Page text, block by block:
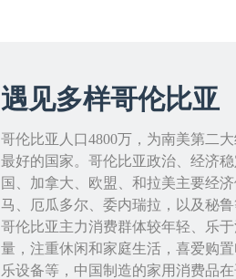
遇见多样哥伦比亚
哥伦比亚人口4800万，为南美第二
最好的国家。哥伦比亚政治、经济
国、加拿大、欧盟、和拉美主要经
马、厄瓜多尔、委内瑞拉，以及秘
哥伦比亚主力消费群体较年轻、乐
量，注重休闲和家庭生活，喜爱购
乐设备等，中国制造的家用消费品